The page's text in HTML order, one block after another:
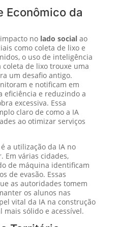
Econômico da
no lado socialao
como coleta de lixo e
o uso de inteligência
de lixo trouxe uma
um desafio antigo.
e notificam em
eficiência e reduzindo a
excessiva. Essa
claro de como a IA
ao otimizar serviços
a utilização da IA no
Em várias cidades,
de máquina identificam
de evasão. Essas
as autoridades tomem
os alunos nas
vital da IA na construção
sólido e acessível.